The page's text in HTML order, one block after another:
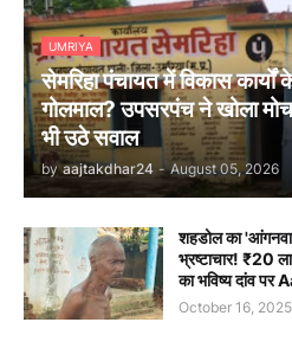
UMRIYA
सेमरिहा पंचायत में विकास कार्यों
गोलमाल? उपसरपंच ने खोला
भी उठे सवाल
by aajtakdhar24 - August 05, 2026
शहडोल का
भ्रष्टाचार! ₹20
का भविष्य दांव
October 16, 2025